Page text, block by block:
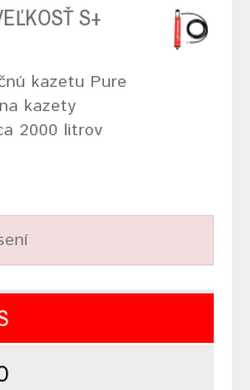
S+
kazetu Pure
kazety
2000 litrov